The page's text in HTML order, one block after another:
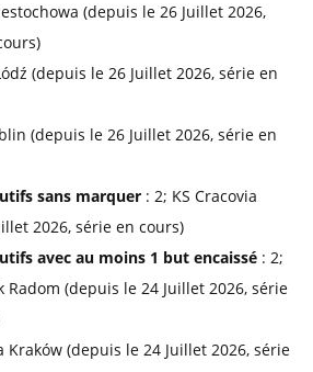
(depuis le 26 Juillet 2026,
(depuis le 26 Juillet 2026, série en
(depuis le 26 Juillet 2026, série en
sans marquer : 2; KS Cracovia
2026, série en cours)
avec au moins 1 but encaissé : 2;
Radom (depuis le 24 Juillet 2026, série
Kraków (depuis le 24 Juillet 2026, série